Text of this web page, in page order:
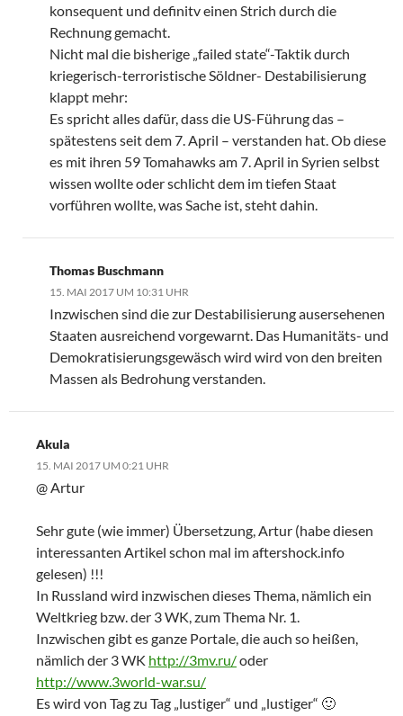
konsequent und definitv einen Strich durch die
Rechnung gemacht.
Nicht mal die bisherige „failed state“-Taktik durch
kriegerisch-terroristische Söldner- Destabilisierung
klappt mehr:
Es spricht alles dafür, dass die US-Führung das –
spätestens seit dem 7. April – verstanden hat. Ob diese
es mit ihren 59 Tomahawks am 7. April in Syrien selbst
wissen wollte oder schlicht dem im tiefen Staat
vorführen wollte, was Sache ist, steht dahin.
Thomas Buschmann
15. MAI 2017 UM 10:31 UHR
Inzwischen sind die zur Destabilisierung ausersehenen
Staaten ausreichend vorgewarnt. Das Humanitäts- und
Demokratisierungsgewäsch wird wird von den breiten
Massen als Bedrohung verstanden.
Akula
15. MAI 2017 UM 0:21 UHR
@ Artur
Sehr gute (wie immer) Übersetzung, Artur (habe diesen
interessanten Artikel schon mal im aftershock.info
gelesen) !!!
In Russland wird inzwischen dieses Thema, nämlich ein
Weltkrieg bzw. der 3 WK, zum Thema Nr. 1.
Inzwischen gibt es ganze Portale, die auch so heißen,
nämlich der 3 WK http://3mv.ru/oder
http://www.3world-war.su/
Es wird von Tag zu Tag „lustiger“ und „lustiger“ 🙂